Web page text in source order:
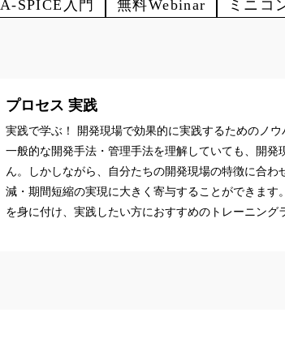
A-SPICE入門 無料Webinar ミニコ
プロセス 実践
実践で学ぶ！ 開発現場で効果的に実践するためのノウ
一般的な開発手法・管理手法を理解していても、開
ん。しかしながら、自分たちの開発現場の特徴に合
減・期間短縮の実現に大きく寄与することができま
を身に付け、実践したい方におすすめのトレーニング